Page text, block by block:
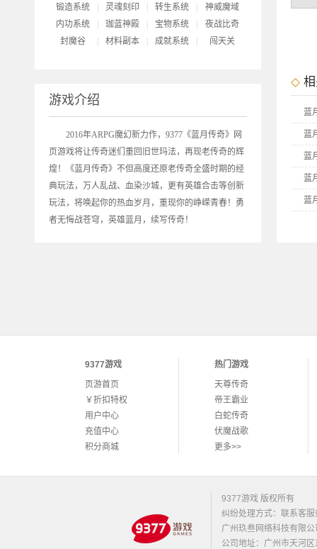
蓝
蓝
蓝
蓝
蓝
锻造系统 灵魂刻印 转生系统
神威魔域
内功系统 珈蓝神殿 宝物系统
夜战比奇
封魔谷 材料副本 成就系统 闯天关
游戏介绍
2016年ARPG魔幻新力作，9377《蓝月传奇》网
页游戏将让传奇迷们重回旧世玛法，再现老传奇的辉
煌！《蓝月传奇》不但高度还原老传奇全盛时期的经
典玩法，万人乱战、血染沙城，更有英雄合击等创新
玩法，将唤起你的热血岁月，重现你的峥嵘青春！勇
者无悔战苍穹，英雄蓝月，续写传奇！
9377游戏
页游首页
￥折扣特权
用户中心
充值中心
积分商城
热门游戏
天尊传奇
帝王霸业
白蛇传奇
伏魔战歌
更多>>
9377游戏 版权所有
纠纷处理方式：联系客服
广州玖叁网络科技有限
公司地址：广州市天河